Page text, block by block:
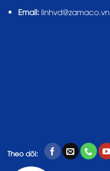
Email:linhvd@zamaco.vn
Theo dõi: